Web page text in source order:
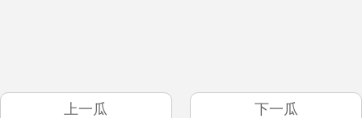
上一瓜 下一瓜